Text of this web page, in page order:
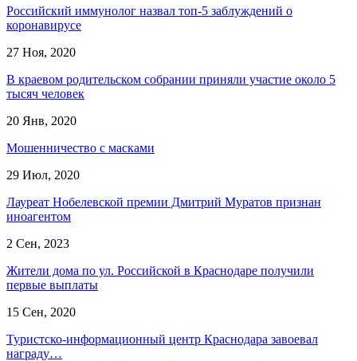
Российский иммунолог назвал топ-5 заблуждений о
коронавирусе
27 Ноя, 2020
В краевом родительском собрании приняли участие около 5
тысяч человек
20 Янв, 2020
Мошенничество с масками
29 Июл, 2020
Лауреат Нобелевской премии Дмитрий Муратов признан
иноагентом
2 Сен, 2023
Жители дома по ул. Российской в Краснодаре получили
первые выплаты
15 Сен, 2020
Туристско-информационный центр Краснодара завоевал
награду…